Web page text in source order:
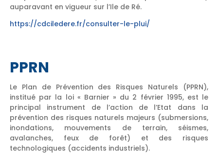
auparavant en vigueur sur l’Ile de Ré.
https://cdciledere.fr/consulter-le-plui/
PPRN
Le Plan de Prévention des Risques Naturels (PPRN),
institué par la loi « Barnier » du 2 février 1995, est le
principal instrument de l’action de l’Etat dans la
prévention des risques naturels majeurs (submersions,
inondations, mouvements de terrain, séismes,
avalanches, feux de forêt) et des risques
technologiques (accidents industriels).